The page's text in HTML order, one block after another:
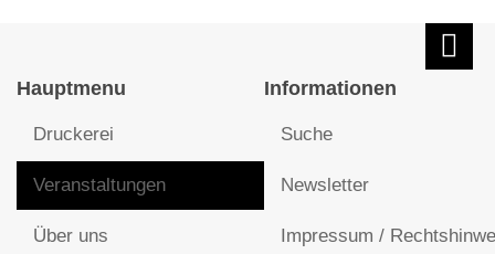
Hauptmenu
Druckerei
Veranstaltungen
Über uns
Informationen
Suche
Newsletter
Impressum /